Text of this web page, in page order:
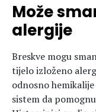
Može
alergije
Breskve mogu
tijelo izloženo
odnosno
sistem da